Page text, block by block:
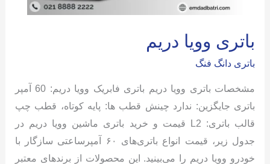
باتری وویا دریم
باتری دانگ فنگ
مشخصات باتری وویا دریم باتری فابریک وویا دریم: 60 آمپر
باتری جایگزین: ندارد چینش قطب ها: پایه کوتاه، قطب چپ
قالب باتری: L2 قیمت و خرید باتری ماشین وویا دریم در
جدول زیر، قیمت انواع باتری‌های ۶۰ آمپرساعتی سازگار با
خودرو وویا دریم را می‌بینید. این محصولات از برندهای معتبر